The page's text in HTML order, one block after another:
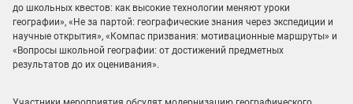
до школьных квестов: как высокие технологии меняют уроки
географии», «Не за партой: географические знания через экспедиции и
научные открытия», «Компас призвания: мотивационные маршруты» и
«Вопросы школьной географии: от достижений предметных
результатов до их оценивания».